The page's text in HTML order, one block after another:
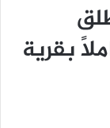
بقرية